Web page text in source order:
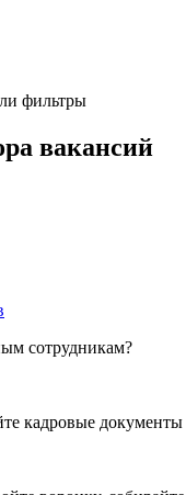
фильтры
вакансий
сотрудникам?
кадровые